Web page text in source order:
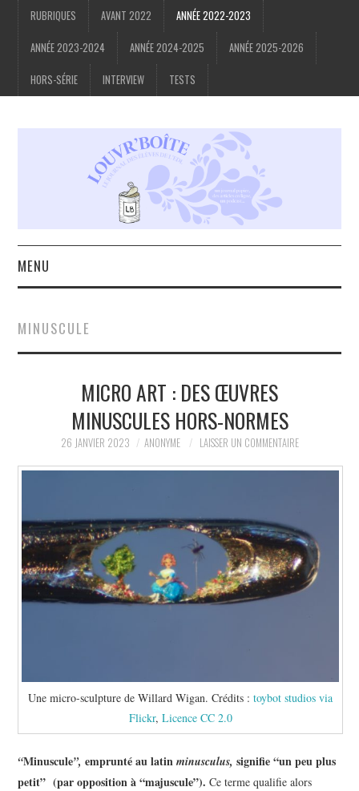
RUBRIQUES AVANT 2022 ANNÉE 2022-2023
ANNÉE 2023-2024 ANNÉE 2024-2025 ANNÉE 2025-2026
HORS-SÉRIE INTERVIEW TESTS
MENU
LA RÉDACTION
LE JOURNAL
MINUSCULE
MICRO ART : DES ŒUVRES
MINUSCULES HORS-NORMES
26 JANVIER 2023 ANONYME LAISSER UN COMMENTAIRE
Une micro-sculpture de Willard Wigan. Crédits : toybot studios via
Flickr, Licence CC 2.0
“Minuscule”,emprunté au latinminusculus,signifie “un peu plus
petit” (par opposition à “majuscule”). Ce terme qualifie alors